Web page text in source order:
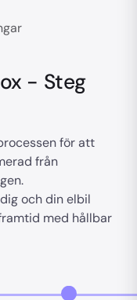
- Steg
för att
från
och din elbil
med hållbar